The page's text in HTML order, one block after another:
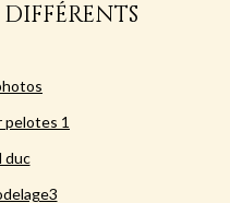
différents